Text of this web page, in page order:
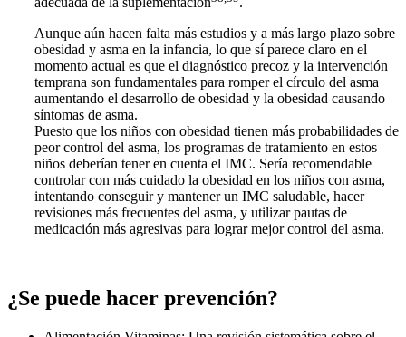
Aunque aún hacen falta más estudios y a más largo plazo sobre
obesidad y asma en la infancia, lo que sí parece claro en el
momento actual es que el diagnóstico precoz y la intervención
temprana son fundamentales para romper el círculo del asma
aumentando el desarrollo de obesidad y la obesidad causando
síntomas de asma.
Puesto que los niños con obesidad tienen más probabilidades de
peor control del asma, los programas de tratamiento en estos
niños deberían tener en cuenta el IMC. Sería recomendable
controlar con más cuidado la obesidad en los niños con asma,
intentando conseguir y mantener un IMC saludable, hacer
revisiones más frecuentes del asma, y utilizar pautas de
medicación más agresivas para lograr mejor control del asma.
¿Se puede hacer prevención?